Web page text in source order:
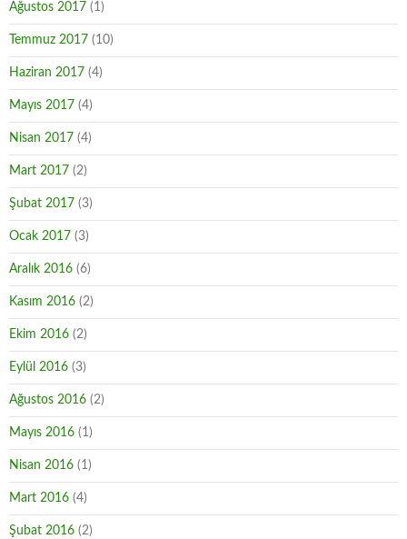
Ağustos 2017 (1)
Temmuz 2017 (10)
Haziran 2017 (4)
Mayıs 2017 (4)
Nisan 2017 (4)
Mart 2017 (2)
Şubat 2017 (3)
Ocak 2017 (3)
Aralık 2016 (6)
Kasım 2016 (2)
Ekim 2016 (2)
Eylül 2016 (3)
Ağustos 2016 (2)
Mayıs 2016 (1)
Nisan 2016 (1)
Mart 2016 (4)
Şubat 2016 (2)